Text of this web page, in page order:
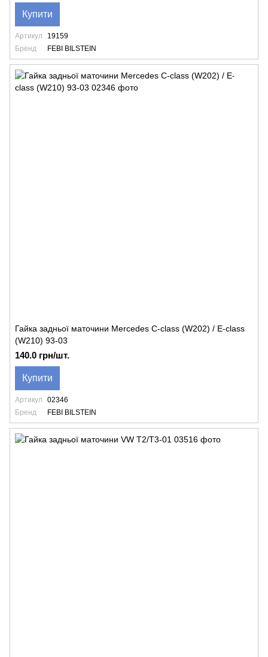
Купити
Артикул
19159
Бренд
FEBI BILSTEIN
Гайка задньої маточини Mercedes C-class (W202) / E-class
(W210) 93-03
140.0 грн/шт.
Купити
Артикул
02346
Бренд
FEBI BILSTEIN